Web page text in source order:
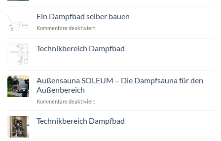
der
Halotherapie
Ein Dampfbad selber bauen
Kommentare deaktiviertfür
selber
Technikbereich Dampfbad
Technikbereich
Dampfbad
Außensauna SOLEUM – Die Dampfsauna für den
Außenbereich
Kommentare deaktiviertfür
SOLEUM
Technikbereich Dampfbad